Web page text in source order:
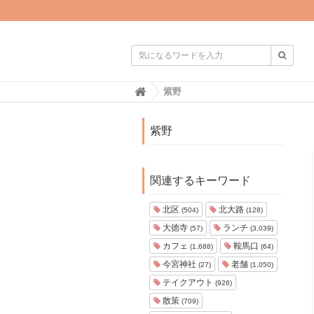
H
紫野
紫野
関連するキーワード
北区 (504) 北大路 (128)
大徳寺 (57) ランチ (3,039)
カフェ (1,688) 鞍馬口 (64)
今宮神社 (27) 老舗 (1,050)
テイクアウト (926)
散策 (709)